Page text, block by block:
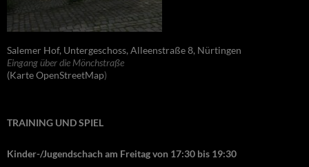
Salemer Hof, Untergeschoss, Alleenstraße 8, Nürtingen
Eingang über die Mönchstraße
(Karte OpenStreetMap)
TRAINING UND SPIEL
Kinder-/Jugendschach am Freitag von 17:30 bis 19:30